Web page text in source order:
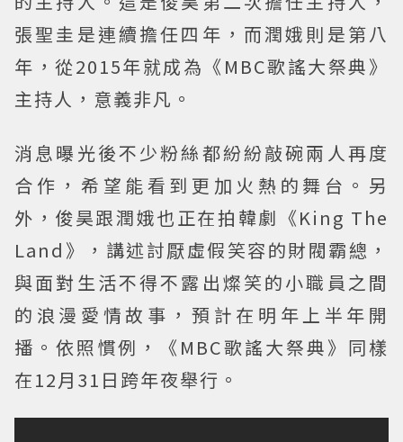
張聖圭是連續擔任四年，而潤娥則是第八
年，從2015年就成為《MBC歌謠大祭典》
主持人，意義非凡。
消息曝光後不少粉絲都紛紛敲碗兩人再度
合作，希望能看到更加火熱的舞台。另
外，俊昊跟潤娥也正在拍韓劇《King The
Land》，講述討厭虛假笑容的財閥霸總，
與面對生活不得不露出燦笑的小職員之間
的浪漫愛情故事，預計在明年上半年開
播。依照慣例，《MBC歌謠大祭典》同樣
在12月31日跨年夜舉行。